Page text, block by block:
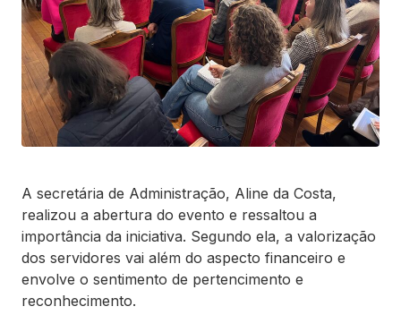
A secretária de Administração, Aline da Costa,
realizou a abertura do evento e ressaltou a
importância da iniciativa. Segundo ela, a valorização
dos servidores vai além do aspecto financeiro e
envolve o sentimento de pertencimento e
reconhecimento.